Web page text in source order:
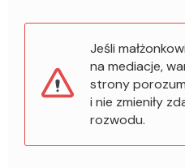
Jeśli
na mediacje,
strony
i nie zmieniły
rozwodu.